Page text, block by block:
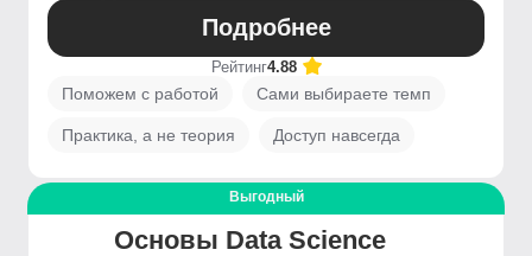
Подробнее
Рейтинг4.88
Поможем с работой Сами выбираете темп
Практика, а не теория Доступ навсегда
Выгодный
Основы Data Science